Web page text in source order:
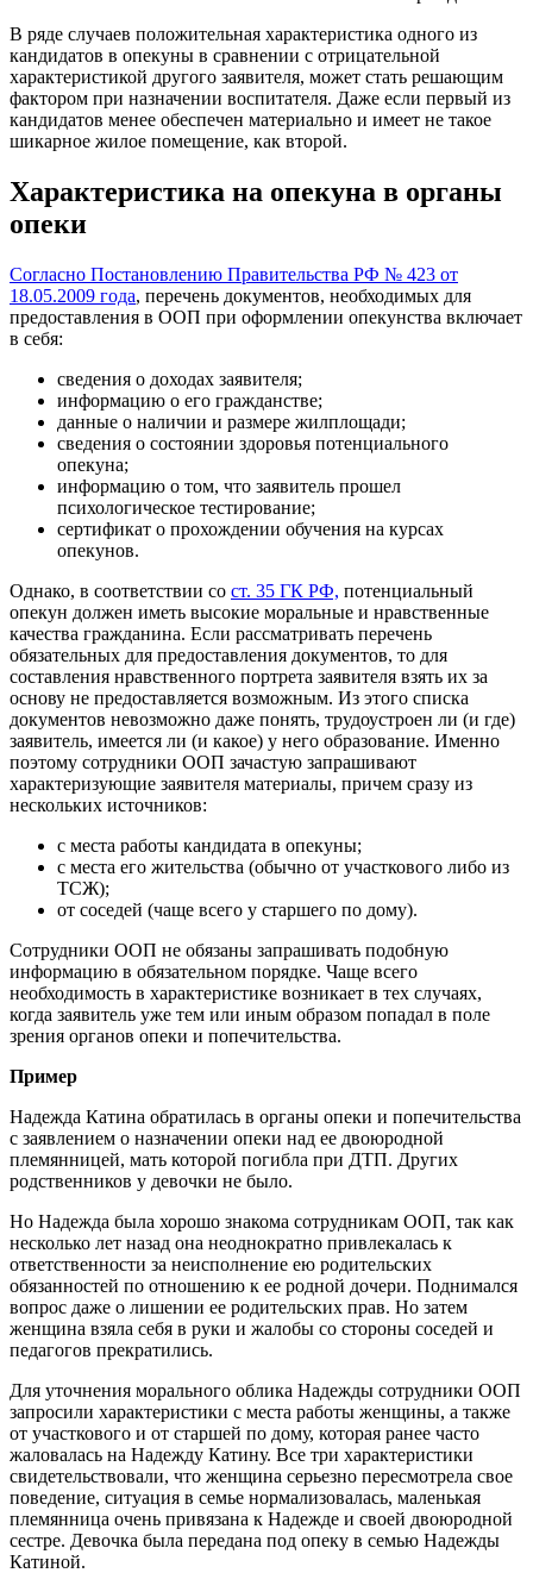
В ряде случаев положительная характеристика одного из
кандидатов в опекуны в сравнении с отрицательной
характеристикой другого заявителя, может стать решающим
фактором при назначении воспитателя. Даже если первый из
кандидатов менее обеспечен материально и имеет не такое
шикарное жилое помещение, как второй.
Характеристика на опекуна в органы
опеки
Согласно Постановлению Правительства РФ № 423 от
18.05.2009 года, перечень документов, необходимых для
предоставления в ООП при оформлении опекунства включает
в себя:
сведения о доходах заявителя;
информацию о его гражданстве;
данные о наличии и размере жилплощади;
сведения о состоянии здоровья потенциального
опекуна;
информацию о том, что заявитель прошел
психологическое тестирование;
сертификат о прохождении обучения на курсах
опекунов.
Однако, в соответствии со ст. 35 ГК РФ, потенциальный
опекун должен иметь высокие моральные и нравственные
качества гражданина. Если рассматривать перечень
обязательных для предоставления документов, то для
составления нравственного портрета заявителя взять их за
основу не предоставляется возможным. Из этого списка
документов невозможно даже понять, трудоустроен ли (и где)
заявитель, имеется ли (и какое) у него образование. Именно
поэтому сотрудники ООП зачастую запрашивают
характеризующие заявителя материалы, причем сразу из
нескольких источников:
с места работы кандидата в опекуны;
с места его жительства (обычно от участкового либо из
ТСЖ);
от соседей (чаще всего у старшего по дому).
Сотрудники ООП не обязаны запрашивать подобную
информацию в обязательном порядке. Чаще всего
необходимость в характеристике возникает в тех случаях,
когда заявитель уже тем или иным образом попадал в поле
зрения органов опеки и попечительства.
Пример
Надежда Катина обратилась в органы опеки и попечительства
с заявлением о назначении опеки над ее двоюродной
племянницей, мать которой погибла при ДТП. Других
родственников у девочки не было.
Но Надежда была хорошо знакома сотрудникам ООП, так как
несколько лет назад она неоднократно привлекалась к
ответственности за неисполнение ею родительских
обязанностей по отношению к ее родной дочери. Поднимался
вопрос даже о лишении ее родительских прав. Но затем
женщина взяла себя в руки и жалобы со стороны соседей и
педагогов прекратились.
Для уточнения морального облика Надежды сотрудники ООП
запросили характеристики с места работы женщины, а также
от участкового и от старшей по дому, которая ранее часто
жаловалась на Надежду Катину. Все три характеристики
свидетельствовали, что женщина серьезно пересмотрела свое
поведение, ситуация в семье нормализовалась, маленькая
племянница очень привязана к Надежде и своей двоюродной
сестре. Девочка была передана под опеку в семью Надежды
Катиной.